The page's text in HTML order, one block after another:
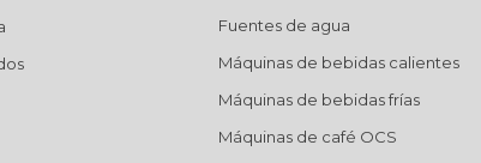
Fuentes de agua
Máquinas de bebidas calientes
Máquinas de bebidas frías
Máquinas de café OCS